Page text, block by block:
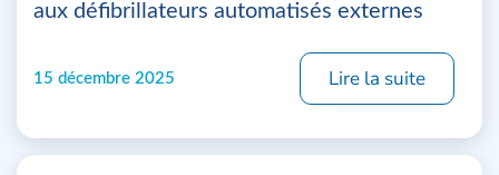
aux défibrillateurs automatisés externes
15 décembre 2025 Lire la suite